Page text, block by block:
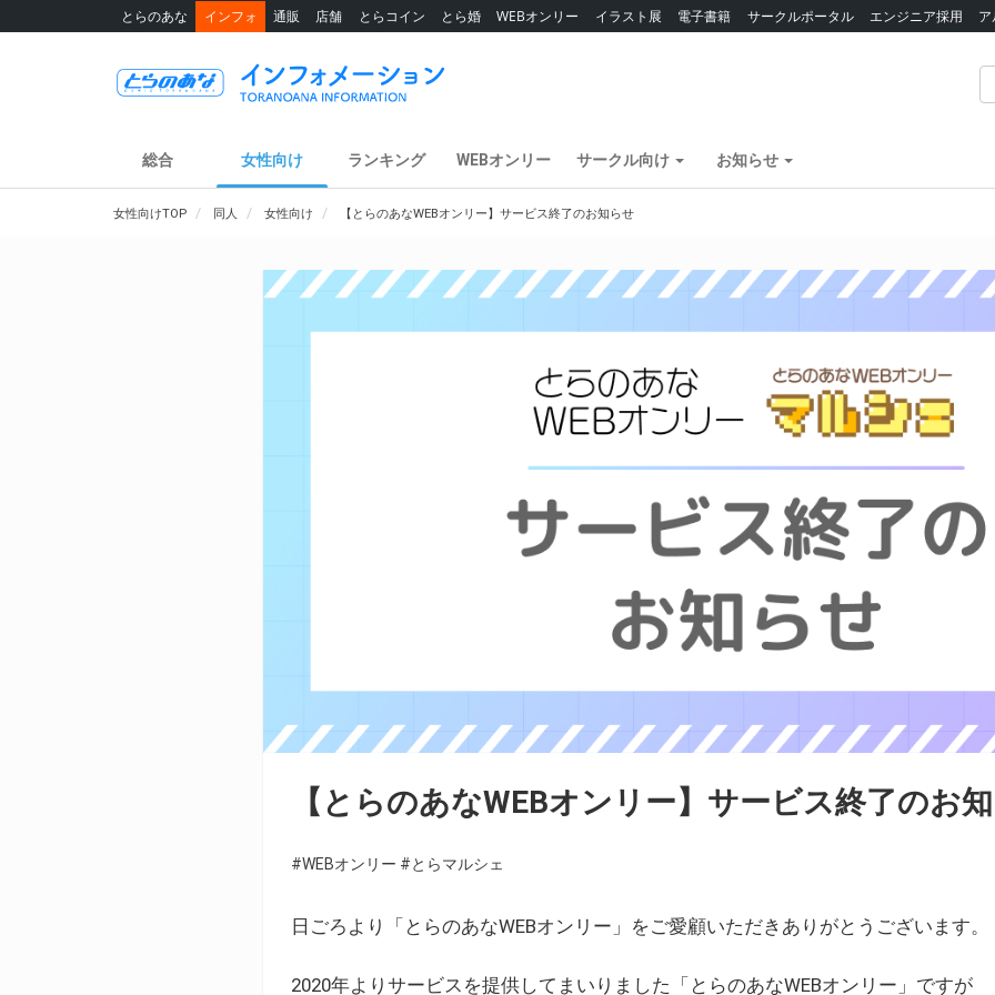
とらのあな インフォ 通販 店舗 とらコイン とら婚 WEBオンリー イラスト展 電子書籍 サークルポータル エンジニア採用
総合 女性向け ランキング WEBオンリー サークル向け お知らせ
女性向けTOP 同人 女性向け 【とらのあなWEBオンリー】サービス終了のお知らせ
【とらのあなWEBオンリー】サービス終了のお
#WEBオンリー #とらマルシェ
日ごろより「とらのあなWEBオンリー」をご愛顧いただきありがとうございます。
2020年よりサービスを提供してまいりました「とらのあなWEBオンリー」ですが